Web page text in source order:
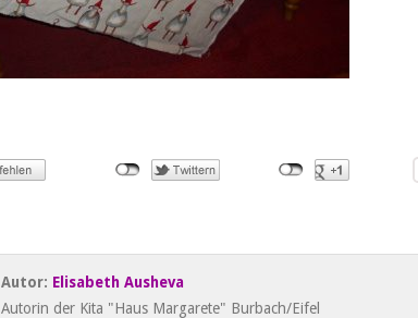
Autor: Elisabeth Ausheva
Autorin der Kita "Haus Margarete" Burbach/Eifel